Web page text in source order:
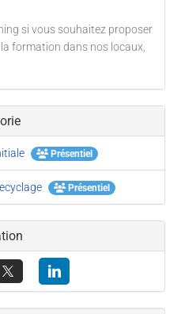
si vous souhaitez proposer
formation dans nos locaux,
Présentiel
Présentiel